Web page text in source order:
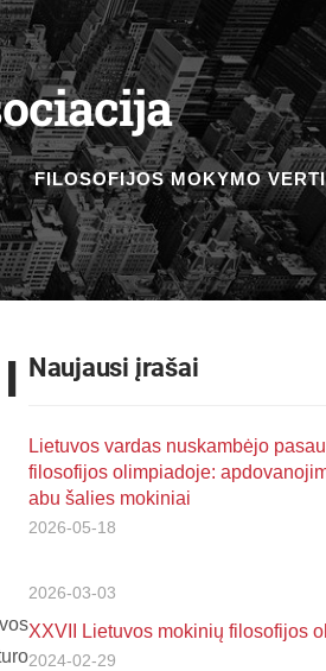
FILOSOFIJOS MOKYMO
Naujausi įrašai
Lietuvos vardas nuskambėjo
filosofijos olimpiadoje:
abu šalies mokiniai
2026-05-18
2026-03-03
XXVII Lietuvos mokinių filosofijos
2024-02-29